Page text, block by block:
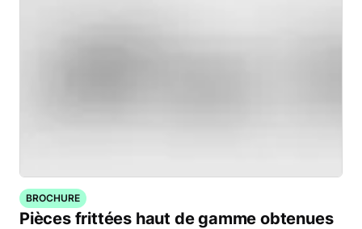
BROCHURE
Pièces frittées haut de gamme obtenues